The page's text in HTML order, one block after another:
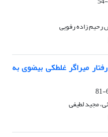
زاده رفویی
میراگر غلطکی بیضوی به‌
مجید لطیفی